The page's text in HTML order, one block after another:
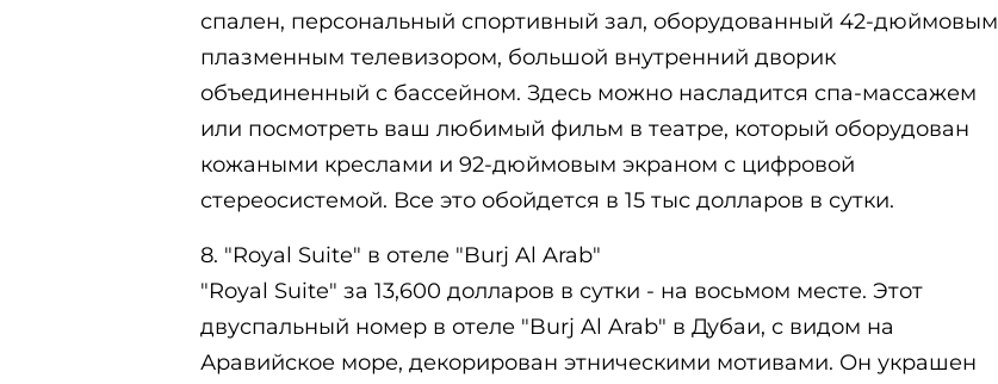
спален, персональный спортивный зал, оборудованный 42-дюймовым
плазменным телевизором, большой внутренний дворик
объединенный с бассейном. Здесь можно насладится спа-массажем
или посмотреть ваш любимый фильм в театре, который оборудован
кожаными креслами и 92-дюймовым экраном с цифровой
стереосистемой. Все это обойдется в 15 тыс долларов в сутки.
8. "Royal Suite" в отеле "Burj Al Arab"
"Royal Suite" за 13,600 долларов в сутки - на восьмом месте. Этот
двуспальный номер в отеле "Burj Al Arab" в Дубаи, с видом на
Аравийское море, декорирован этническими мотивами. Он украшен